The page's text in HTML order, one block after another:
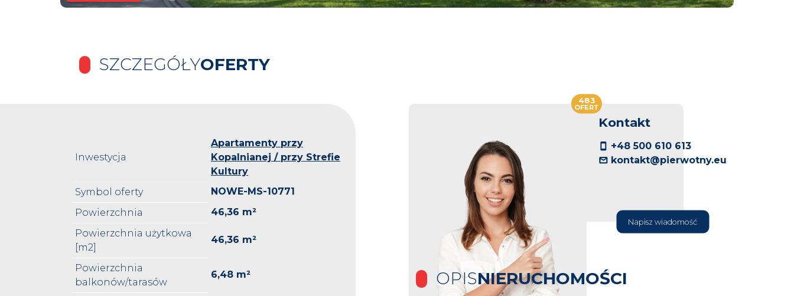
SZCZEGÓŁYOFERTY
Inwestycja
Apartamenty przy
Kopalnianej / przy Strefie
Kultury
Symbol oferty
NOWE-MS-10771
Powierzchnia
46,36 m²
Powierzchnia użytkowa
[m2]
46,36 m²
Powierzchnia
balkonów/tarasów
6,48 m²
Kontakt
+48 500 610 613
kontakt@pierwotny.eu
Napisz wiadomość
483
OFERT
OPISNIERUCHOMOŚCI